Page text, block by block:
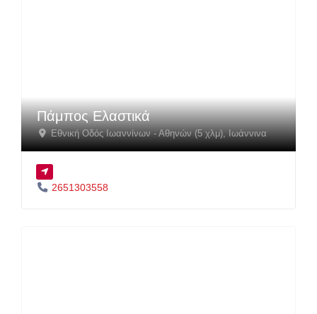
Πάμπος Ελαστικά
Εθνική Οδός Ιωαννίνων - Αθηνών (5 χλμ),Ιωάννινα
2651303558